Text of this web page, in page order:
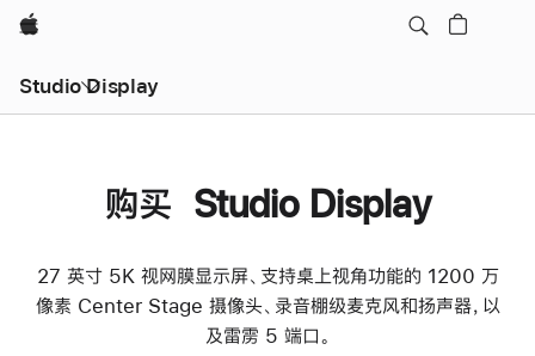
Apple
Studio Display
购买 Studio Display
27 英寸 5K 视网膜显示屏、支持桌上视角功能的 1200 万
像素 Center Stage 摄像头、录音棚级麦克风和扬声器，以
及雷雳 5 端口。